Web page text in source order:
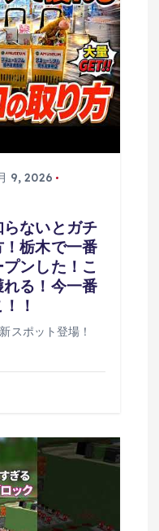
9, 2026
らないとガチ
栃木で一番
ンした！こ
る！今一番
！
スポット登場！